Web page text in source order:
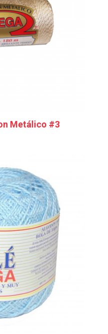
Metálico #3